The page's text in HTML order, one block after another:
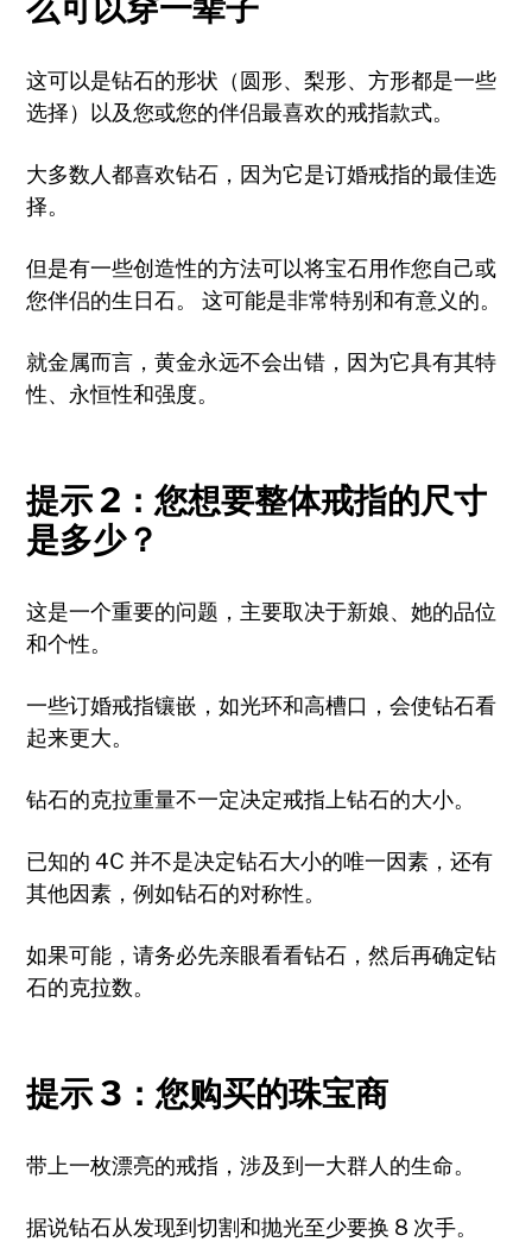
么可以穿一辈子
这可以是钻石的形状（圆形、梨形、方形都是一些
选择）以及您或您的伴侣最喜欢的戒指款式。
大多数人都喜欢钻石，因为它是订婚戒指的最佳选
择。
但是有一些创造性的方法可以将宝石用作您自己或
您伴侣的生日石。 这可能是非常特别和有意义的。
就金属而言，黄金永远不会出错，因为它具有其特
性、永恒性和强度。
提示 2：您想要整体戒指的尺寸
是多少？
这是一个重要的问题，主要取决于新娘、她的品位
和个性。
一些订婚戒指镶嵌，如光环和高槽口，会使钻石看
起来更大。
钻石的克拉重量不一定决定戒指上钻石的大小。
已知的 4C 并不是决定钻石大小的唯一因素，还有
其他因素，例如钻石的对称性。
如果可能，请务必先亲眼看看钻石，然后再确定钻
石的克拉数。
提示 3：您购买的珠宝商
带上一枚漂亮的戒指，涉及到一大群人的生命。
据说钻石从发现到切割和抛光至少要换 8 次手。